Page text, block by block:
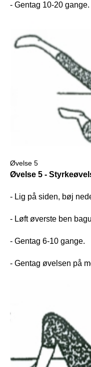
- Gentag 10-20 gange.
Øvelse 5
Øvelse 5 -
- Lig på siden, bøj
- Løft øverste ben
- Gentag 6-10 gange.
- Gentag øvelsen på